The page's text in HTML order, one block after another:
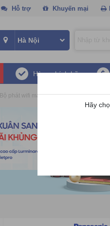
Hỗ trợ Khuyến mại
Hàng chính hãng
Bộ phát wifi máy chiếu
Hãy